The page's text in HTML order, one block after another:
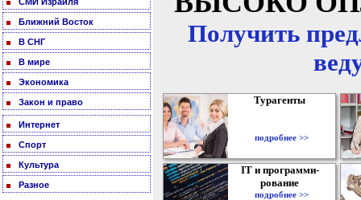
Ближний Восток
В СНГ
В мире
Экономика
Закон и право
Интернет
Спорт
Культура
Разное
Получить
Турагенты
подробнее >>
IT и программи-
рование
подробнее >>